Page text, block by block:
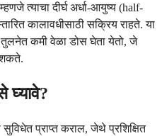
त्याचा दीर्घ अर्धा-आयुष्य (half-
कालावधीसाठी सक्रिय राहते. या
तुलनेत कमी वेळा डोस घेता येतो, जे
शकते.
घ्यावे?
प्राप्त कराल, जेथे प्रशिक्षित